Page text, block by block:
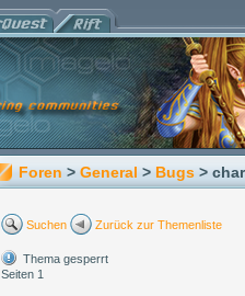
Foren > General > Bugs >
Suchen Zurück zur Themenliste
Thema gesperrt
Seiten 1